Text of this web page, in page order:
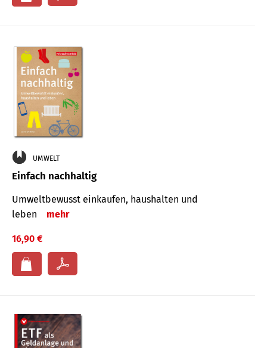
UMWELT
Einfach nachhaltig
Umweltbewusst einkaufen, haushalten und
leben
mehr
16,90 €